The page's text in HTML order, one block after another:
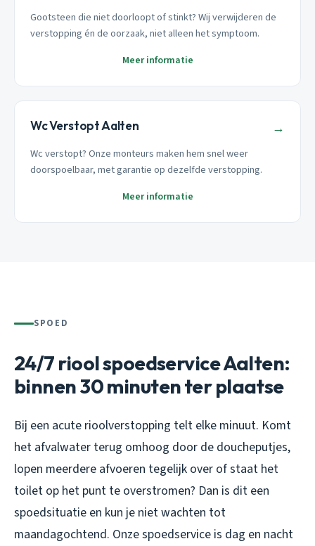
Gootsteen die niet doorloopt of stinkt? Wij verwijderen de
verstopping én de oorzaak, niet alleen het symptoom.
Meer informatie
Wc Verstopt Aalten →
Wc verstopt? Onze monteurs maken hem snel weer
doorspoelbaar, met garantie op dezelfde verstopping.
Meer informatie
SPOED
24/7 riool spoedservice Aalten:
binnen 30 minuten ter plaatse
Bij een acute rioolverstopping telt elke minuut. Komt
het afvalwater terug omhoog door de doucheputjes,
lopen meerdere afvoeren tegelijk over of staat het
toilet op het punt te overstromen? Dan is dit een
spoedsituatie en kun je niet wachten tot
maandagochtend. Onze spoedservice is dag en nacht